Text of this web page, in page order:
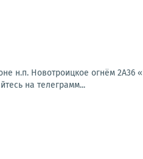
н.п. Новотроицкое огнём 2А36
на телеграмм...